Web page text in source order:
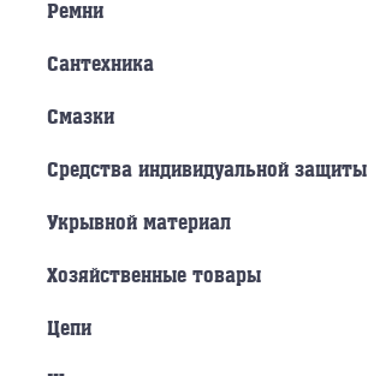
Ремни
Сантехника
Смазки
Средства индивидуальной защиты
Укрывной материал
Хозяйственные товары
Цепи